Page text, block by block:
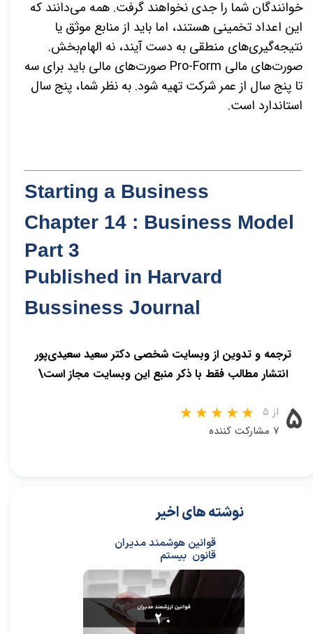
خوانندگان شما را جدی نخواهند گرفت. همه می‌دانند که
این اعداد تخمینی هستند، اما باید از منابع موثق یا
نتیجه‌گیری‌های منطقی به دست آیند، نه الهام‌بخش.
صورت‌های مالی Pro-Form صورت‌های مالی باید برای سه
تا پنج سال از عمر شرکت تهیه شود. به نظر شما، پنج سال
استاندارد است.
Starting a Business
Chapter 14 : Business Model
Part 3
Published in Harvard
Bussiness Journal
ترجمه و تدوین از وبسایت شخصی دکتر سعید سعیدی‌پور
انتشار مطالب فقط با ذکر منبع این وبسایت مجاز است\
۵ از ۵
۷ مشارکت کننده
قوانین هوشمند مدیران
قانون بیستم
نوشته های اخیر